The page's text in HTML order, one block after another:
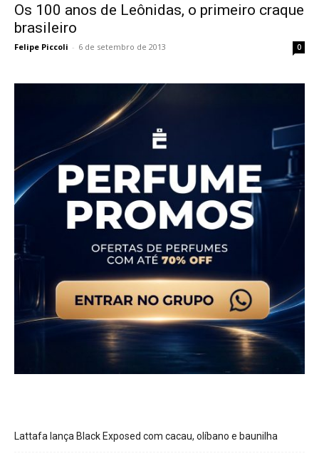
Os 100 anos de Leônidas, o primeiro craque
brasileiro
Felipe Piccoli - 6 de setembro de 2013 0
Lattafa lança Black Exposed com cacau, olíbano e baunilha